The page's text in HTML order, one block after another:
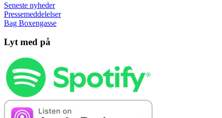
Seneste nyheder
Pressemeddelelser
Bag Boxengasse
Lyt med på